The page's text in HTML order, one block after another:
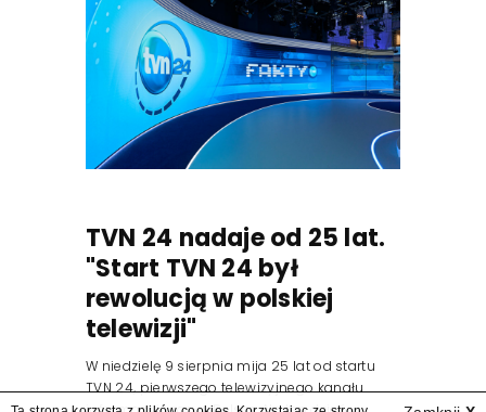
TVN 24 nadaje od 25 lat.
"Start TVN 24 był
rewolucją w polskiej
telewizji"
W niedzielę 9 sierpnia mija 25 lat od startu
TVN 24, pierwszego telewizyjnego kanału